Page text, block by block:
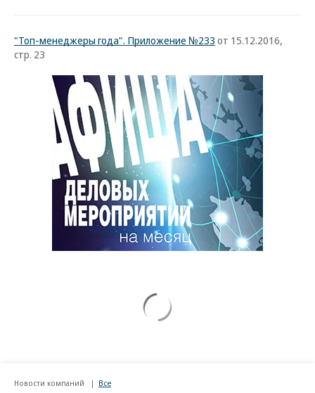
"Топ-менеджеры года". Приложение №233 от 15.12.2016,
стр. 23
Новости компаний Все